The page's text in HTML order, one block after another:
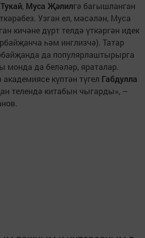
, Муса Җәлилгә багышланган
Узган ел, мәсәлән, Муса
кичәне дүрт телдә үткәргән идек
һәм инглизчә). Татар
да популярлаштырырга
да беләләр, яраталар.
күптән түгел Габдулла
телендә китабын чыгарды», –